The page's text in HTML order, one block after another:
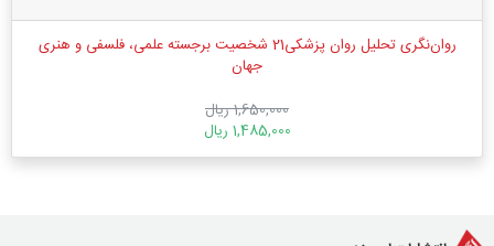
روان‌نگری تحلیل روان پزشکی21 شخصیت برجسته علمی، فلسفی و هنری
جهان
1,650,000 ریال
1,485,000 ریال